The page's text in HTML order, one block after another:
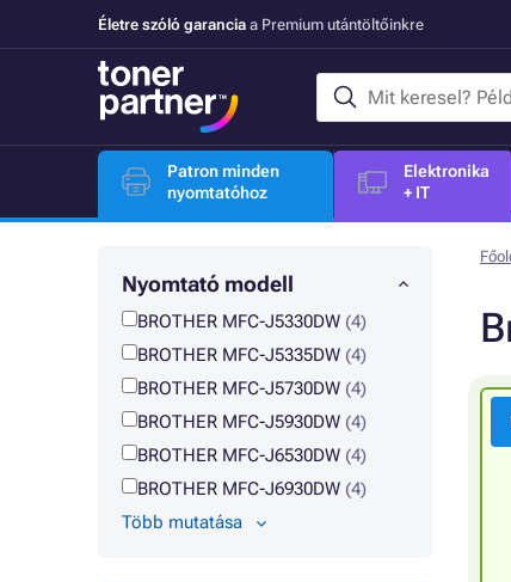
Életre szóló garancia a Premium utántöltőinkre
Patron minden
nyomtatóhoz
Elektronika
+ IT
Nyomtató modell
BROTHER MFC-J5330DW (4)
BROTHER MFC-J5335DW (4)
BROTHER MFC-J5730DW (4)
BROTHER MFC-J5930DW (4)
BROTHER MFC-J6530DW (4)
BROTHER MFC-J6930DW (4)
Több mutatása